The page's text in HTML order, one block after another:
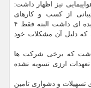
نیز اظهار داشت:
از کسب و کارهای
متضرر از کرونا مصوب شد، شرایط پیچیده ای داشت البته فقط ۴
که دلیل آن مشکلات خود
که برخی شرکت ها
تعهدات ارزی تسویه نشده
تسهیلات و دشواری تامین